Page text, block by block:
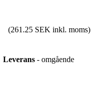
(261.25 SEK inkl. moms)
Leverans - omgående